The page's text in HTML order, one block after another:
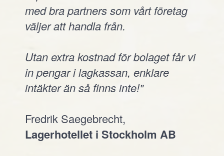
med bra partners som vårt företag
väljer att handla från.
Utan extra kostnad för bolaget får vi
in pengar i lagkassan, enklare
intäkter än så finns inte!"
Fredrik Saegebrecht,
Lagerhotellet i Stockholm AB